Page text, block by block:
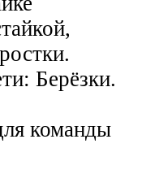
Берёзки.
команды